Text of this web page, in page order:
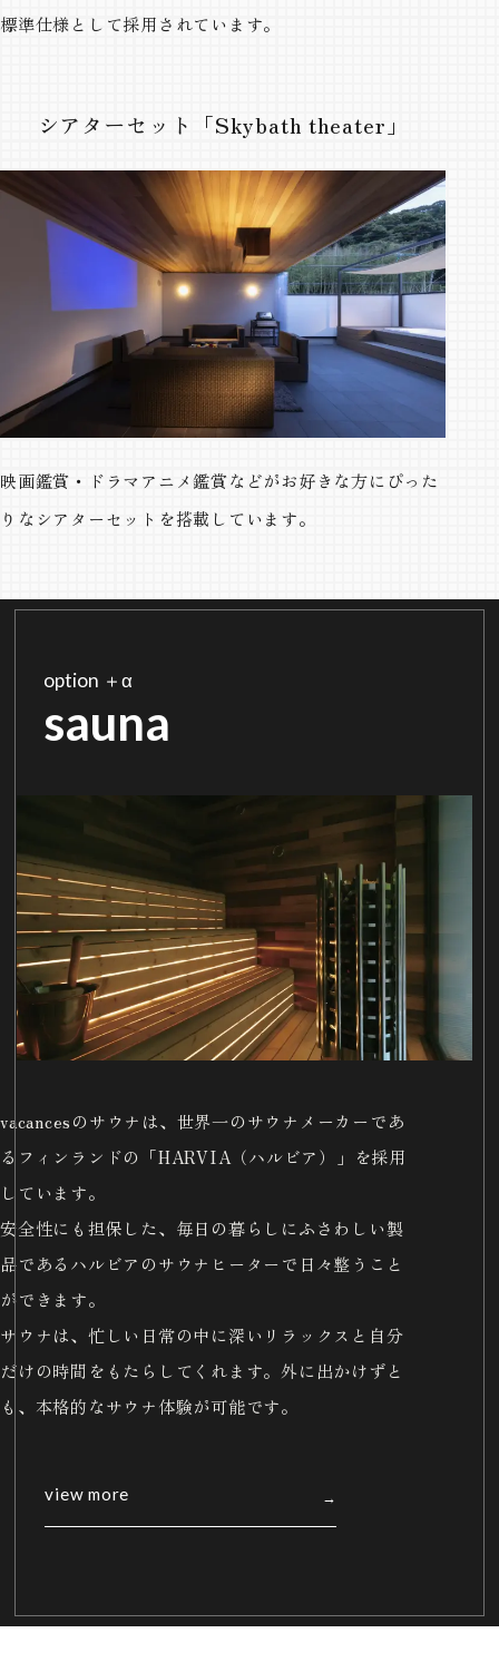
標準仕様として採用されています。
シアターセット「Skybath theater」
映画鑑賞・ドラマアニメ鑑賞などがお好きな方にぴった
りなシアターセットを搭載しています。
option ＋α
sauna
vacancesのサウナは、世界一のサウナメーカーであ
るフィンランドの「HARVIA（ハルビア）」を採用
しています。
安全性にも担保した、毎日の暮らしにふさわしい製
品であるハルビアのサウナヒーターで日々整うこと
ができます。
サウナは、忙しい日常の中に深いリラックスと自分
だけの時間をもたらしてくれます。外に出かけずと
も、本格的なサウナ体験が可能です。
view more